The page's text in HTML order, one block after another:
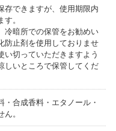
存できますが、使用期限内
。
冷暗所での保管をお勧めい
防止剤を使用しておりませ
い切っていただきますよう
しいところで保管してくだ
合成香料・エタノール・
。